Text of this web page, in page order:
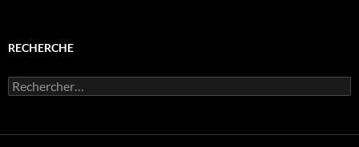
RECHERCHE
Rechercher :